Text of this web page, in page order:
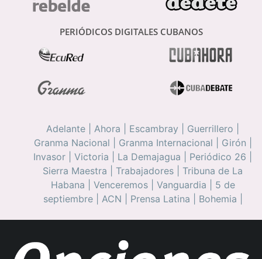
PERIÓDICOS DIGITALES CUBANOS
Adelante Ahora Escambray Guerrillero
Granma Nacional
Granma Internacional Girón
Invasor
Victoria La Demajagua Periódico 26
Sierra Maestra
Trabajadores
Tribuna de La
Habana
Venceremos| Vanguardia
5 de
septiembre| ACN Prensa Latina Bohemia